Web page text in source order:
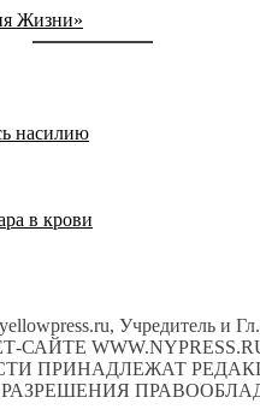
Жизни»
насилию
в крови
Учредитель и
ПРИНАДЛЕЖАТ